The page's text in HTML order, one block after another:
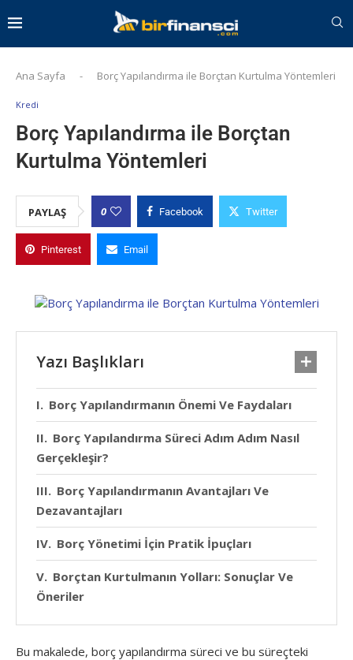
Ana Sayfa - Borç Yapılandırma ile Borçtan Kurtulma Yöntemleri
Kredi
Borç Yapılandırma ile Borçtan
Kurtulma Yöntemleri
PAYLAŞ 0 Facebook Twitter
Pinterest Email
Yazı Başlıkları
Borç Yapılandırmanın Önemi Ve Faydaları
Borç Yapılandırma Süreci Adım Adım Nasıl
Gerçekleşir?
Borç Yapılandırmanın Avantajları Ve
Dezavantajları
Borç Yönetimi İçin Pratik İpuçları
Borçtan Kurtulmanın Yolları: Sonuçlar Ve
Öneriler
Bu makalede, borç yapılandırma süreci ve bu süreçteki